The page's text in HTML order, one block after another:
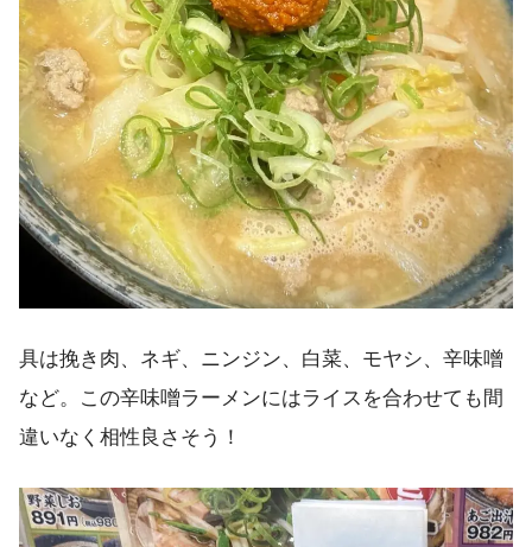
具は挽き肉、ネギ、ニンジン、白菜、モヤシ、辛味噌
など。この辛味噌ラーメンにはライスを合わせても間
違いなく相性良さそう！